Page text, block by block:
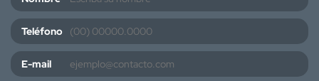
Teléfono
E-mail